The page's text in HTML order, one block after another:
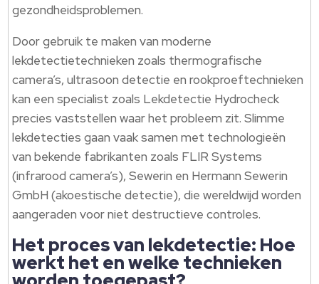
gezondheidsproblemen.
Door gebruik te maken van moderne
lekdetectietechnieken zoals thermografische
camera’s, ultrasoon detectie en rookproeftechnieken
kan een specialist zoals Lekdetectie Hydrocheck
precies vaststellen waar het probleem zit. Slimme
lekdetecties gaan vaak samen met technologieën
van bekende fabrikanten zoals FLIR Systems
(infrarood camera’s), Sewerin en Hermann Sewerin
GmbH (akoestische detectie), die wereldwijd worden
aangeraden voor niet destructieve controles.
Het proces van lekdetectie: Hoe
werkt het en welke technieken